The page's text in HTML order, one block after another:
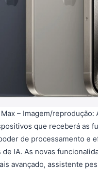
– Imagem/reprodução:
que receberá as
de processamento e
IA. As novas
avançado, assistente